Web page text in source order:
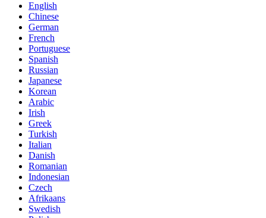
English
Chinese
German
French
Portuguese
Spanish
Russian
Japanese
Korean
Arabic
Irish
Greek
Turkish
Italian
Danish
Romanian
Indonesian
Czech
Afrikaans
Swedish